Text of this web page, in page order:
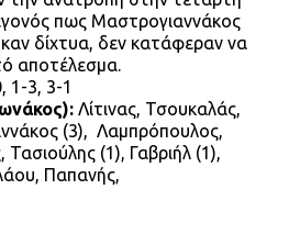
πως Μαστρογιαννάκος
δίχτυα, δεν κατάφεραν να
αποτέλεσμα.
1-3, 3-1
Λίτινας, Τσουκαλάς,
(3), Λαμπρόπουλος,
(1), Γαβριήλ (1),
Παπανής,